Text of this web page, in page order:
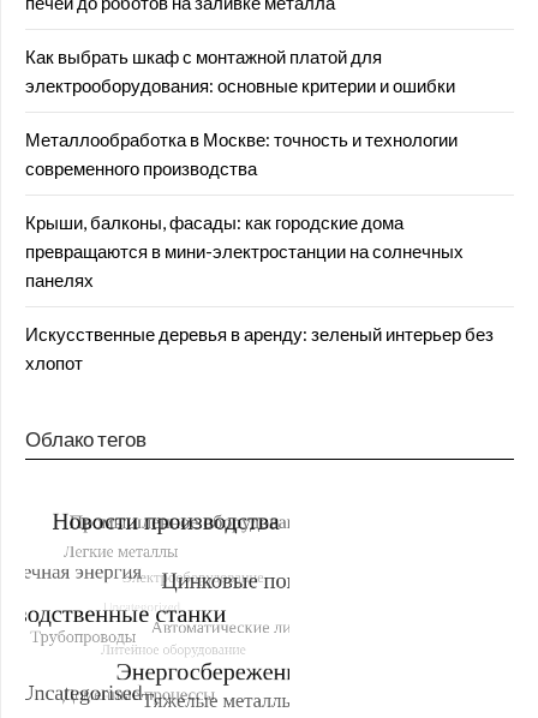
Как выбрать шкаф с монтажной платой для
электрооборудования: основные критерии и ошибки
Металлообработка в Москве: точность и технологии
современного производства
Крыши, балконы, фасады: как городские дома
превращаются в мини-электростанции на солнечных
панелях
Искусственные деревья в аренду: зеленый интерьер без
хлопот
Облако тегов